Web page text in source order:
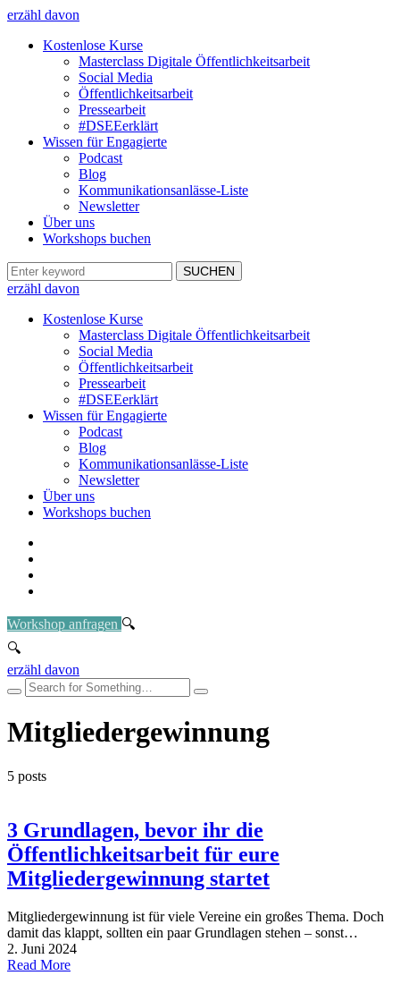
erzähl davon
Kostenlose Kurse
Masterclass Digitale Öffentlichkeitsarbeit
Social Media
Öffentlichkeitsarbeit
Pressearbeit
#DSEEerklärt
Wissen für Engagierte
Podcast
Blog
Kommunikationsanlässe-Liste
Newsletter
Über uns
Workshops buchen
erzähl davon
Kostenlose Kurse
Masterclass Digitale Öffentlichkeitsarbeit
Social Media
Öffentlichkeitsarbeit
Pressearbeit
#DSEEerklärt
Wissen für Engagierte
Podcast
Blog
Kommunikationsanlässe-Liste
Newsletter
Über uns
Workshops buchen
Workshop anfragen
erzähl davon
Mitgliedergewinnung
5 posts
3 Grundlagen, bevor ihr die
Öffentlichkeitsarbeit für eure
Mitgliedergewinnung startet
Mitgliedergewinnung ist für viele Vereine ein großes Thema. Doch
damit das klappt, sollten ein paar Grundlagen stehen – sonst…
2. Juni 2024
Read More